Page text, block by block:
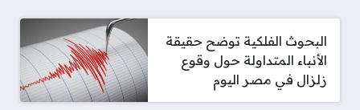
البحوث الفلكية توضح حقيقة
الأنباء المتداولة حول وقوع
زلزال في مصر اليوم